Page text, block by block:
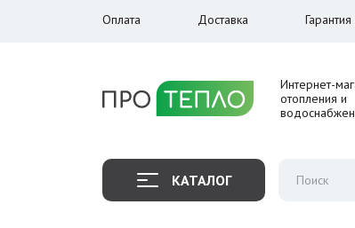
Оплата Доставка Гарантия
Интернет-
отопления и
КАТАЛОГ